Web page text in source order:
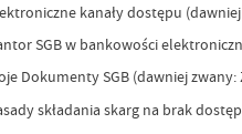
kanały dostępu
SGB w bankowości
Dokumenty SGB (dawniej
składania skarg na brak